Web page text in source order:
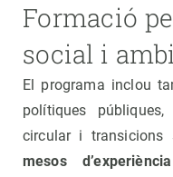
Formació
social i
El programa inclou
polítiques
circular i
mesos